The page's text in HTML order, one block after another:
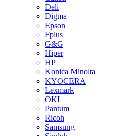
Deli
Digma
Epson
Fplus
G&G
Hiper
HP
Konica Minolta
KYOCERA
Lexmark
OKI
Pantum
Ricoh
Samsung